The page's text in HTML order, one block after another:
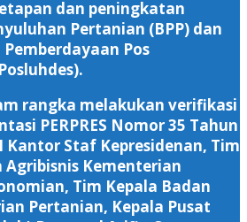
dan peningkatan
Pertanian (BPP) dan
Pos
rangka melakukan verifikasi
PERPRES Nomor 35 Tahun
Kantor Staf Kepresidenan, Tim
Agribisnis Kementerian
Tim Kepala Badan
Pertanian, Kepala Pusat